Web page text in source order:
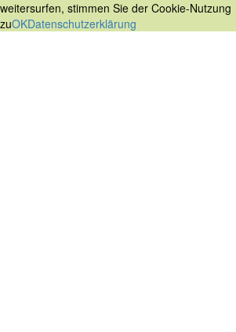
weitersurfen, stimmen Sie der Cookie-Nutzung
zuOKDatenschutzerklärung